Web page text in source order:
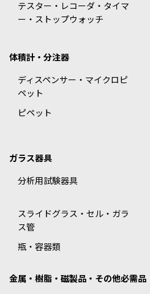
テスター・レコーダ・タイマ
ー・ストップウォッチ
体積計・分注器
ディスペンサー・マイクロピ
ペット
ピペット
ガラス器具
分析用試験器具
スライドグラス・セル・ガラ
ス管
瓶・容器類
金属・樹脂・磁製品・その他必需品